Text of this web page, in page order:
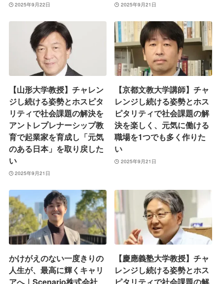
2025年9月22日 2025年9月21日
【山形大学教授】チャレン
ジし続ける姿勢とホスピタ
リティで社会課題の解決を
アントレプレナーシップ教
育で起業家を育成し「元気
のある日本」を取り戻した
い
2025年9月21日
【京都文教大学講師】チャ
レンジし続ける姿勢とホス
ピタリティで社会課題の解
決を楽しく、元気に働ける
職場を1つでも多く作りた
い
2025年9月21日
かけがえのない一度きりの
人生が、最高に輝くキャリ
【慶應義塾大学教授】チャ
レンジし続ける姿勢とホス